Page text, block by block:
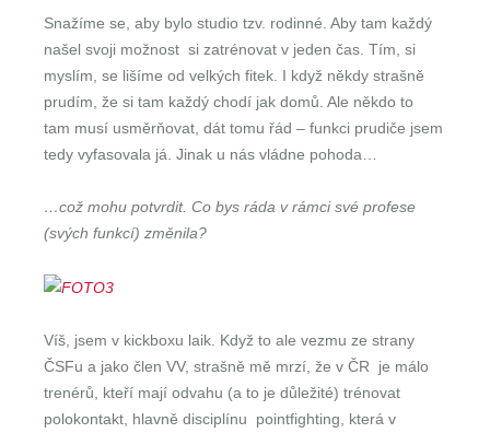
Snažíme se, aby bylo studio tzv. rodinné. Aby tam každý
našel svoji možnost si zatrénovat v jeden čas. Tím, si
myslím, se lišíme od velkých fitek. I když někdy strašně
prudím, že si tam každý chodí jak domů. Ale někdo to
tam musí usměrňovat, dát tomu řád – funkci prudiče jsem
tedy vyfasovala já. Jinak u nás vládne pohoda…
…což mohu potvrdit. Co bys ráda v rámci své profese
(svých funkcí) změnila?
Víš, jsem v kickboxu laik. Když to ale vezmu ze strany
ČSFu a jako člen VV, strašně mě mrzí, že v ČR je málo
trenérů, kteří mají odvahu (a to je důležité) trénovat
polokontakt, hlavně disciplínu pointfighting, která v